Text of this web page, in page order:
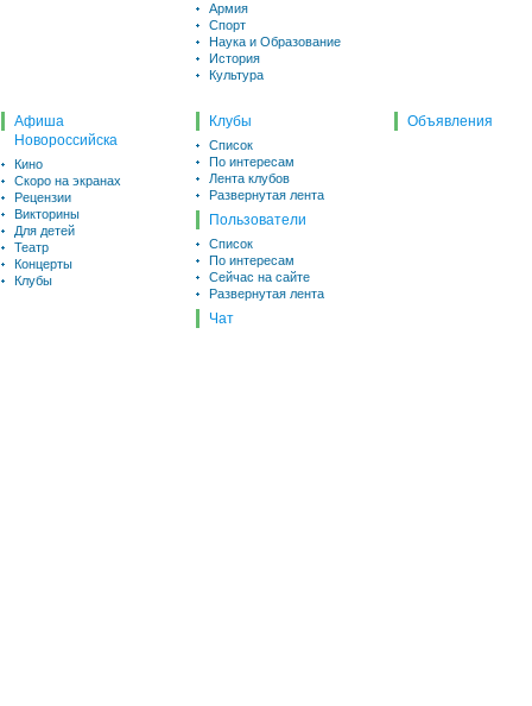
Армия
Спорт
Наука и Образование
История
Культура
Афиша
Новороссийска
Кино
Скоро на экранах
Рецензии
Викторины
Для детей
Театр
Концерты
Клубы
Клубы
Список
По интересам
Лента клубов
Развернутая лента
Пользователи
Список
По интересам
Сейчас на сайте
Развернутая лента
Чат
Объявления